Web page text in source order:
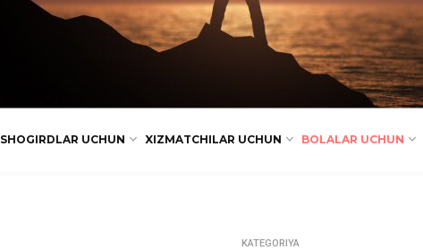
SHOGIRDLAR UCHUN XIZMATCHILAR UCHUN BOLALAR UCHUN
KATEGORIYA